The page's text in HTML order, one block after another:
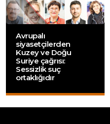
Avrupalı
siyasetçilerden
Kuzey ve Doğu
Suriye çağrısı:
Sessizlik suç
ortaklığıdır